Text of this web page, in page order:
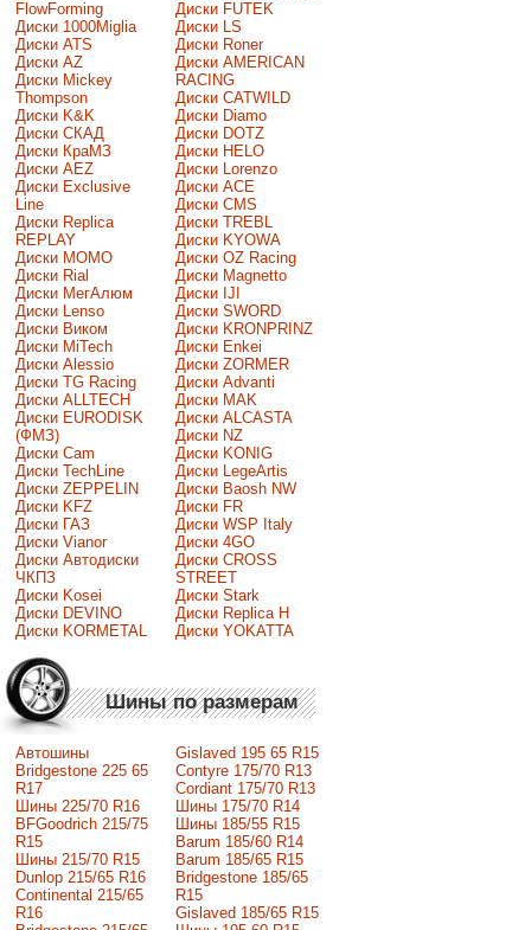
FlowForming
Диски 1000Miglia
Диски ATS
Диски AZ
Диски Mickey
Thompson
Диски K&K
Диски СКАД
Диски КраМЗ
Диски AEZ
Диски Exclusive
Line
Диски Replica
REPLAY
Диски MOMO
Диски Rial
Диски МегАлюм
Диски Lenso
Диски Виком
Диски MiTech
Диски Alessio
Диски TG Racing
Диски ALLTECH
Диски EURODISK
(ФМЗ)
Диски Cam
Диски TechLine
Диски ZEPPELIN
Диски KFZ
Диски ГАЗ
Диски Vianor
Диски Автодиски
ЧКПЗ
Диски Kosei
Диски DEVINO
Диски KORMETAL
Диски FUTEK
Диски LS
Диски Roner
Диски AMERICAN
RACING
Диски CATWILD
Диски Diamo
Диски DOTZ
Диски HELO
Диски Lorenzo
Диски ACE
Диски CMS
Диски TREBL
Диски KYOWA
Диски OZ Racing
Диски Magnetto
Диски IJI
Диски SWORD
Диски KRONPRINZ
Диски Enkei
Диски ZORMER
Диски Advanti
Диски MAK
Диски ALCASTA
Диски NZ
Диски KONIG
Диски LegeArtis
Диски Baosh NW
Диски FR
Диски WSP Italy
Диски 4GO
Диски CROSS
STREET
Диски Stark
Диски Replica H
Диски YOKATTA
Шины по размерам
Автошины
Bridgestone 225 65
R17
Шины 225/70 R16
BFGoodrich 215/75
R15
Шины 215/70 R15
Dunlop 215/65 R16
Continental 215/65
R16
Gislaved 195 65 R15
Contyre 175/70 R13
Cordiant 175/70 R13
Шины 175/70 R14
Шины 185/55 R15
Barum 185/60 R14
Barum 185/65 R15
Bridgestone 185/65
R15
Gislaved 185/65 R15